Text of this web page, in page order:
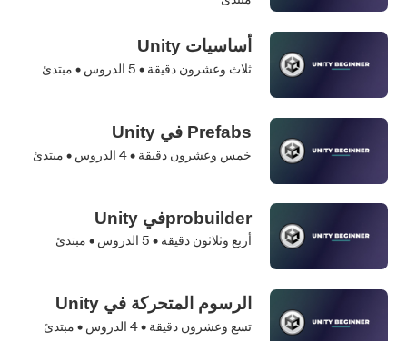
أساسيات Unity
ثلاث وعشرون دقيقة • 5 الدروس • مبتدئ
Prefabs في Unity
خمس وعشرون دقيقة •4 الدروس • مبتدئ
probuilderفي Unity
أربع وثلاثون دقيقة • 5 الدروس • مبتدئ
الرسوم المتحركة في Unity
تسع وعشرون دقيقة •4 الدروس • مبتدئ